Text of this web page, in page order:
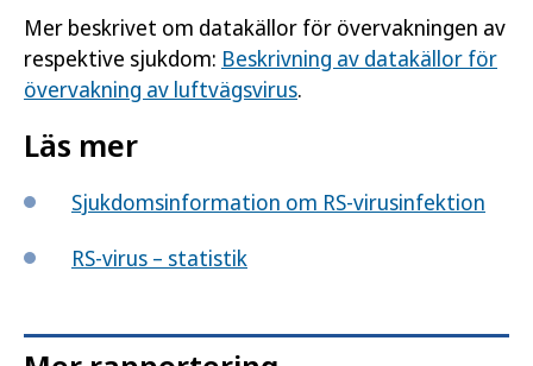
Mer beskrivet om datakällor för övervakningen av
respektive sjukdom: Beskrivning av datakällor för
övervakning av luftvägsvirus.
Läs mer
Sjukdomsinformation om RS-virusinfektion
RS-virus – statistik